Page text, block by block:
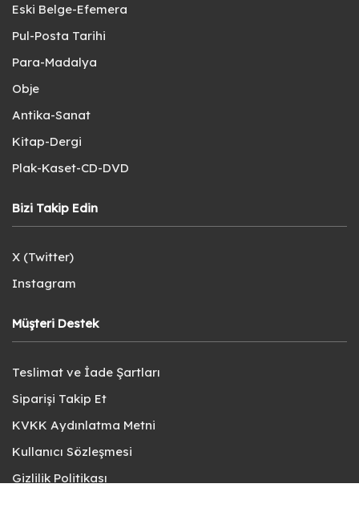
Eski Belge-Efemera
Pul-Posta Tarihi
Para-Madalya
Obje
Antika-Sanat
Kitap-Dergi
Plak-Kaset-CD-DVD
Bizi Takip Edin
X (Twitter)
Instagram
Müşteri Destek
Teslimat ve İade Şartları
Siparişi Takip Et
KVKK Aydınlatma Metni
Kullanıcı Sözleşmesi
Gizlilik Politikası